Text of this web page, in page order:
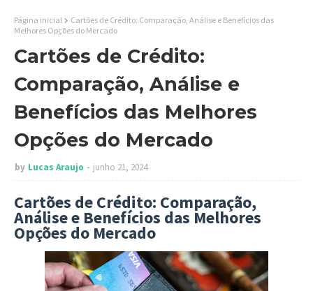
Página inicial
Cartões de Crédito: Comparação, Análise e Benefícios das
Melhores Opções do Mercado
Cartões de Crédito:
Comparação, Análise e
Benefícios das Melhores
Opções do Mercado
by Lucas Araujo junho 21, 2024
Cartões de Crédito: Comparação,
Análise e Benefícios das Melhores
Opções do Mercado